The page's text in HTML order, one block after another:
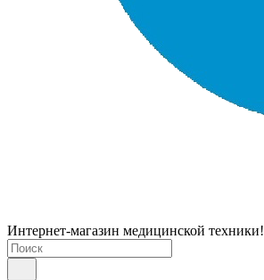
Интернет-магазин медицинской техники!